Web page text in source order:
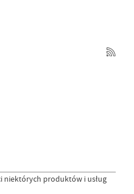
niektórych produktów i usług